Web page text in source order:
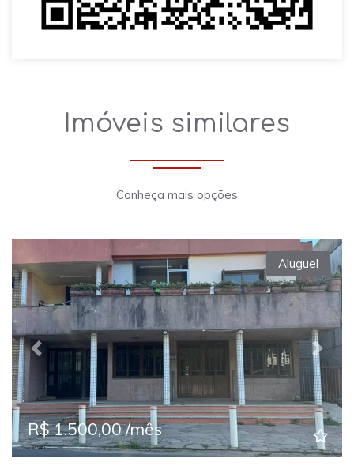
Imóveis similares
Conheça mais opções
Previous Next
Aluguel
R$ 1.500,00 /mês